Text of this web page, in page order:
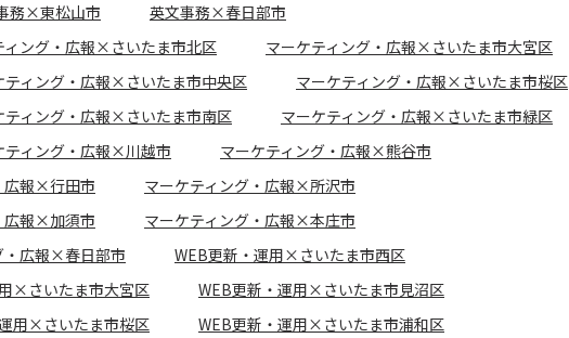
務×東松山市
英文事務×春日部市
ィング・広報×さいたま市北区
マーケティング・広報×さいたま市大宮区
ティング・広報×さいたま市中央区
マーケティング・広報×さいたま市桜区
ティング・広報×さいたま市南区
マーケティング・広報×さいたま市緑区
ティング・広報×川越市
マーケティング・広報×熊谷市
広報×行田市
マーケティング・広報×所沢市
広報×加須市
マーケティング・広報×本庄市
・広報×春日部市
WEB更新・運用×さいたま市西区
×さいたま市大宮区
WEB更新・運用×さいたま市見沼区
用×さいたま市桜区
WEB更新・運用×さいたま市浦和区